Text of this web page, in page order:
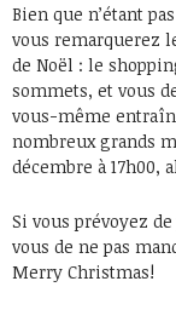
Bien que n’étant
vous remarquerez
de Noël : le
sommets, et vous
vous-même
nombreux grands
décembre à 17h00,
Si vous prévoyez
vous de ne pas
Merry Christmas!